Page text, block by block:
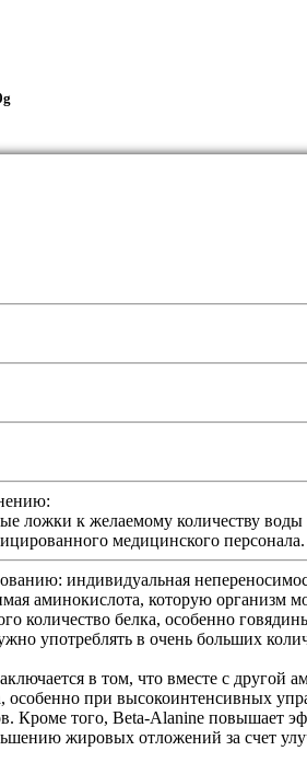
ложки к желаемому количеству воды
медицинского персонала.
индивидуальная
аминокислота, которую организм
количество белка, особенно
употреблять в очень больших
в том, что вместе с
особенно при высокоинтенсивных
Кроме того, Beta-Alanine повышает
жировых отложений за счет